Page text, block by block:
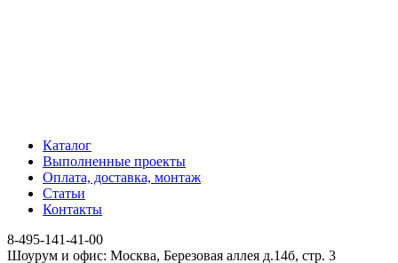
Каталог
Выполненные проекты
Оплата, доставка, монтаж
Статьи
Контакты
8-495-141-41-00
Шоурум и офис: Москва, Березовая аллея д.14б, стр. 3